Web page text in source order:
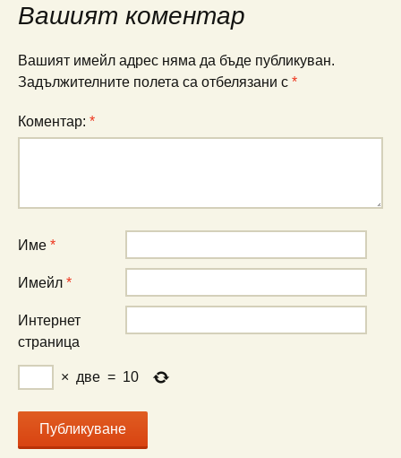
Вашият коментар
Вашият имейл адрес няма да бъде публикуван.
Задължителните полета са отбелязани с *
Коментар: *
Име *
Имейл *
Интернет
страница
× две = 10